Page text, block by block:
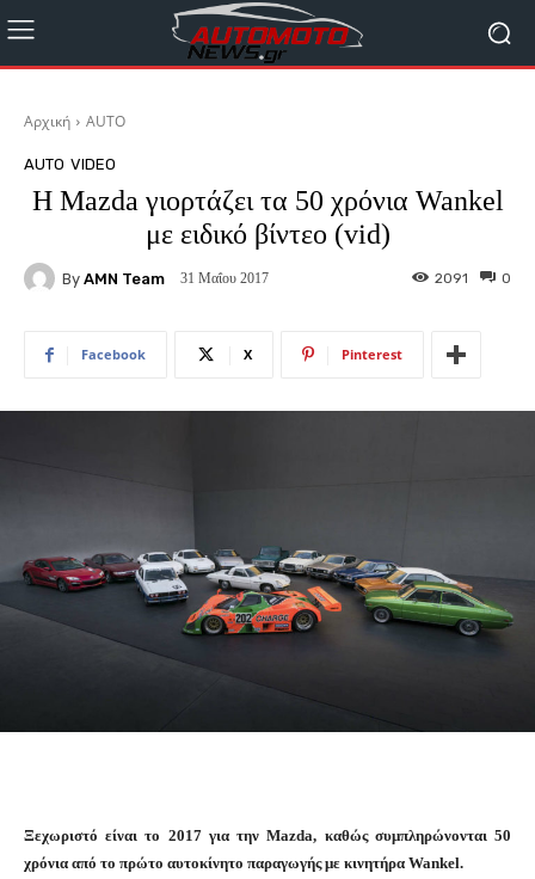
Αρχική AUTO
AUTO VIDEO
H Mazda γιορτάζει τα 50 χρόνια Wankel
με ειδικό βίντεο (vid)
By AMN Team 31 Μαΐου 2017 0
2091
Facebook X Pinterest
Ξεχωριστό είναι το 2017 για την Mazda, καθώς συμπληρώνονται 50
χρόνια από το πρώτο αυτοκίνητο παραγωγής με κινητήρα Wankel.